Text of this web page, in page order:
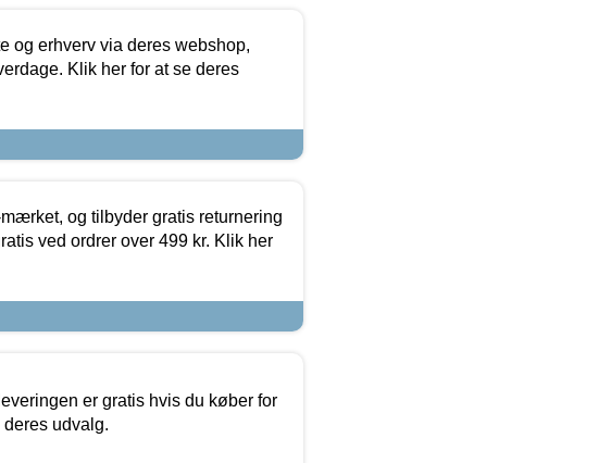
og erhverv via deres webshop,
Klik her for at se deres
og tilbyder gratis returnering
ved ordrer over 499 kr. Klik her
er gratis hvis du køber for
deres udvalg.